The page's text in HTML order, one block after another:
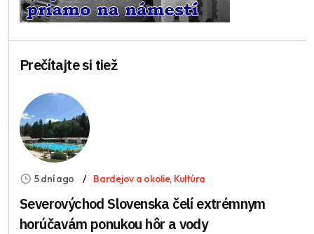
Prečítajte si tiež
5 dní ago Bardejov a okolie, Kultúra
Severovýchod Slovenska čelí extrémnym
horúčavám ponukou hôr a vody